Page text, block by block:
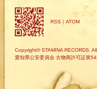
RSS ｜ ATOM
Copyright© STAMINA RECORDS.
愛知県公安委員会 古物商許可証第